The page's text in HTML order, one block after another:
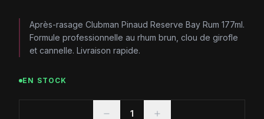
Après-rasage Clubman Pinaud Reserve Bay Rum 177ml.
Formule professionnelle au rhum brun, clou de girofle
et cannelle. Livraison rapide.
EN STOCK
1